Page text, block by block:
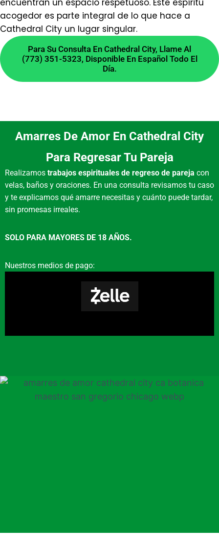
personal. Te guiamos para seleccionar entre
opciones como herraduras, ojos turcos o
azabaches, consagrándolo para que sea un
apoyo en tu camino espiritual diario.
¿Cuál es la diferencia entre
un hechizo y un ritual?
ceremonia más estructurada que incluye varios
pasos, símbolos y una intención profunda para
generar un cambio duradero.
¿Realizan lecturas de cartas
en Cathedral City, CA?
Sí, realizamos consultas espirituales con
área de Cathedral City. Es un servicio privado
tu situación actual.
¿Con qué frecuencia debo
sientes pesadez o estancamiento, una limpieza
más inmediata con elementos como ruda o
preparadas, sales rituales, jabones esotéricos y
acogedor es parte integral de lo que hace a
Cathedral City un lugar singular.
Para Su Consulta En Cathedral City, Llame Al
(773) 351-5323, Disponible En Español Todo El
Día.
Amarres De Amor En Cathedral City
Para Regresar Tu Pareja
Realizamos trabajos espirituales de regreso de pareja con
velas, baños y oraciones. En una consulta revisamos tu caso
y te explicamos qué amarre necesitas y cuánto puede tardar,
sin promesas irreales.
SOLO PARA MAYORES DE 18 AÑOS.
Nuestros medios de pago: